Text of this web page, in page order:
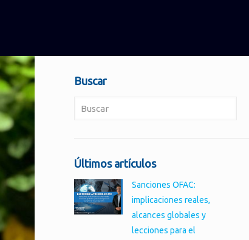
Buscar
Últimos artículos
Sanciones OFAC:
implicaciones reales,
alcances globales y
lecciones para el